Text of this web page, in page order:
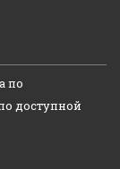
по
доступной